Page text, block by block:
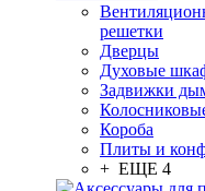
решетки
Дверцы
Духовые
Задвижки
Короба
Плиты и
+ ЕЩЕ 4